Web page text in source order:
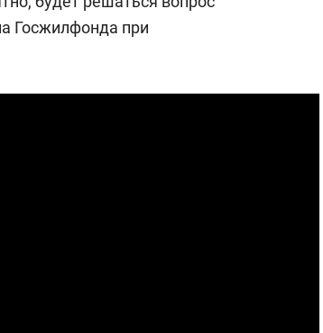
Госжилфонда при